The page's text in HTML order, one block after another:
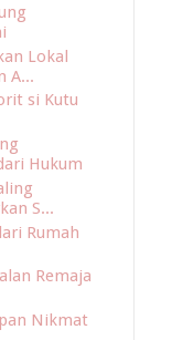
Lokal
A...
si Kutu
Hukum
S...
Rumah
Remaja
Nikmat